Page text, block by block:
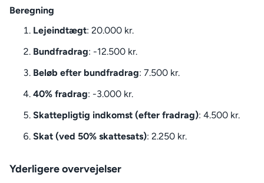
Beregning
Lejeindtægt: 20.000 kr.
Bundfradrag: -12.500 kr.
Beløb efter bundfradrag: 7.500 kr.
40% fradrag: -3.000 kr.
Skattepligtig indkomst (efter fradrag): 4.500 kr.
Skat (ved 50% skattesats): 2.250 kr.
Yderligere overvejelser